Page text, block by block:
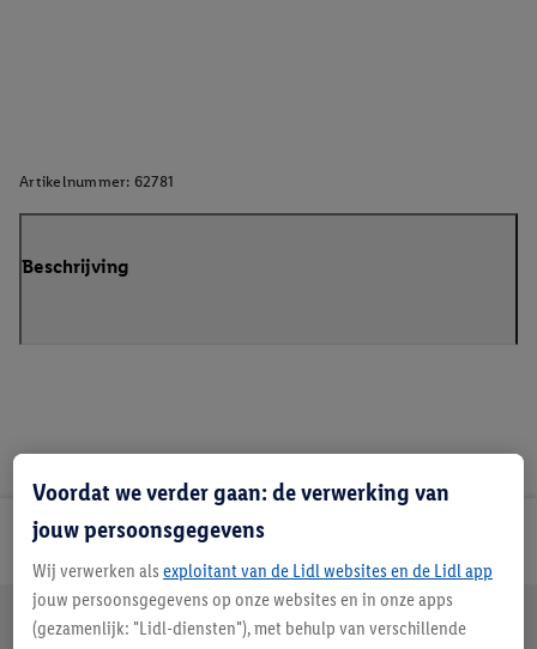
Artikelnummer: 62781
Beschrijving
Lidl Nieuwsbrief
Jouw voordelen bij ons als Lidl webshop klant
Gratis retourneren Veilig winkelen
Voordat we verder gaan: de verwerking van
jouw persoonsgegevens
Wij verwerken als exploitant van de Lidl websites en de Lidl app
jouw persoonsgegevens op onze websites en in onze apps
(gezamenlijk: "Lidl-diensten"), met behulp van verschillende